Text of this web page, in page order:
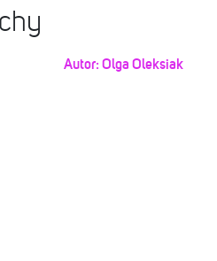
Autor: Olga Oleksiak